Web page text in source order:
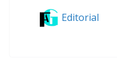
Editorial